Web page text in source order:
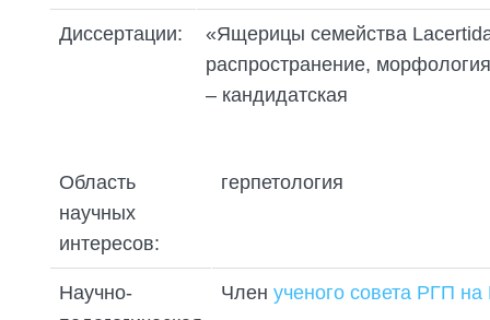
Диссертации:
«Ящерицы семейства
распространение,
– кандидатская
Область
научных
интересов:
герпетология
Научно-
Член ученого совета РГП